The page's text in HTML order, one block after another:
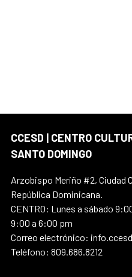
CCESD | CENTRO
SANTO DOMINGO
Arzobispo Meriño #2, Ciudad
República Dominicana.
CENTRO: Lunes a sábado
9:00 a 6:00 pm
Correo electrónico:
Teléfono: 809.686.8212